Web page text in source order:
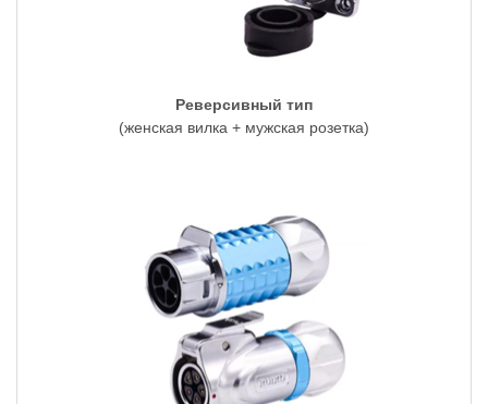
Реверсивный тип
(женская вилка + мужская розетка)